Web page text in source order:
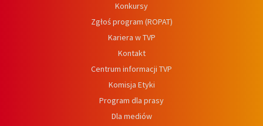
Konkursy
Zgłoś program (ROPAT)
Kariera w TVP
Kontakt
Centrum informacji TVP
Komisja Etyki
Program dla prasy
Dla mediów